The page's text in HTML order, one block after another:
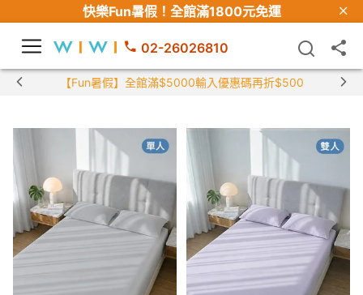
快樂Fun暑假！ 全館滿1800元免運
02-26026810
【Fun暑假】全館滿$5000輸入優惠碼再折$500